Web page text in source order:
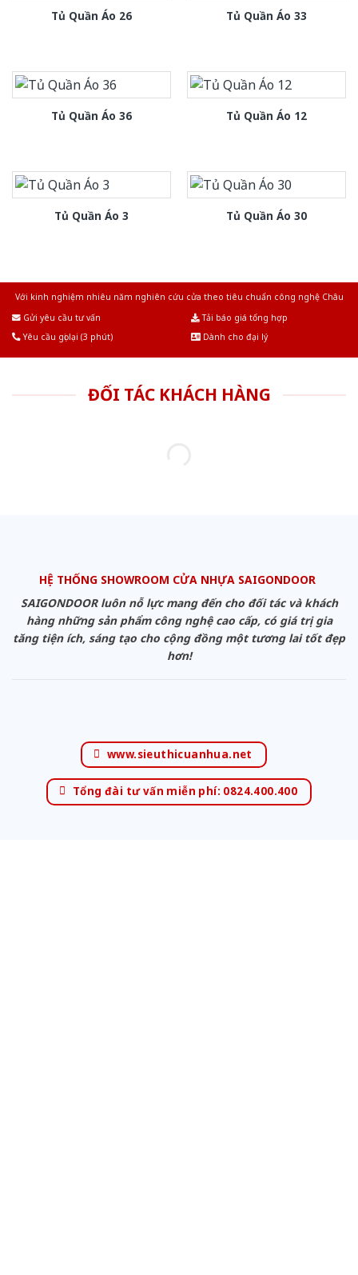
Tủ Quần Áo 26 Tủ Quần Áo 33
Tủ Quần Áo 36 Tủ Quần Áo 12
Tủ Quần Áo 3 Tủ Quần Áo 30
Với kinh nghiệm nhiêu năm nghiên cứu cửa theo tiêu chuẩn công nghệ Châu
Gửi yêu cầu tư vấn
Tải báo giá tổng hợp
Yêu cầu gọi lại (3 phút)
Dành cho đại lý
ĐỐI TÁC KHÁCH HÀNG
HỆ THỐNG SHOWROOM CỬA NHỰA SAIGONDOOR
SAIGONDOOR luôn nỗ lực mang đến cho đối tác và khách
hàng những sản phẩm công nghệ cao cấp, có giá trị gia
tăng tiện ích, sáng tạo cho cộng đồng một tương lai tốt đẹp
hơn!
www.sieuthicuanhua.net
Tổng đài tư vấn miễn phí: 0824.400.400